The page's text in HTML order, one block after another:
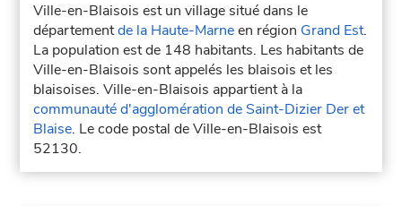
Ville-en-Blaisois est un village situé dans le
départementde la Haute-Marneen région Grand Est.
La population est de 148 habitants. Les habitants de
Ville-en-Blaisois sont appelés les blaisois et les
blaisoises. Ville-en-Blaisois appartient à la
communauté d'agglomération de Saint-Dizier Der et
Blaise. Le code postal de Ville-en-Blaisois est
52130.